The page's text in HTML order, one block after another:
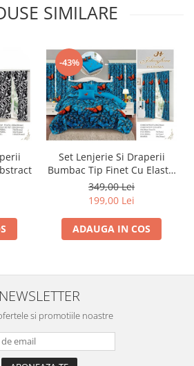
SIMILARE
-43%
Set Lenjerie Si Draperii
Bumbac Tip Finet Cu Elastic
- Dansul Fluturilor
349,00 Lei
199,00 Lei
ADAUGA IN COS
NEWSLETTER
si promotiile noastre